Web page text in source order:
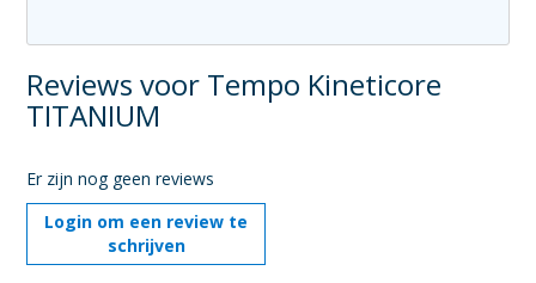
Reviews voor Tempo Kineticore
TITANIUM
Er zijn nog geen reviews
Login om een review te
schrijven